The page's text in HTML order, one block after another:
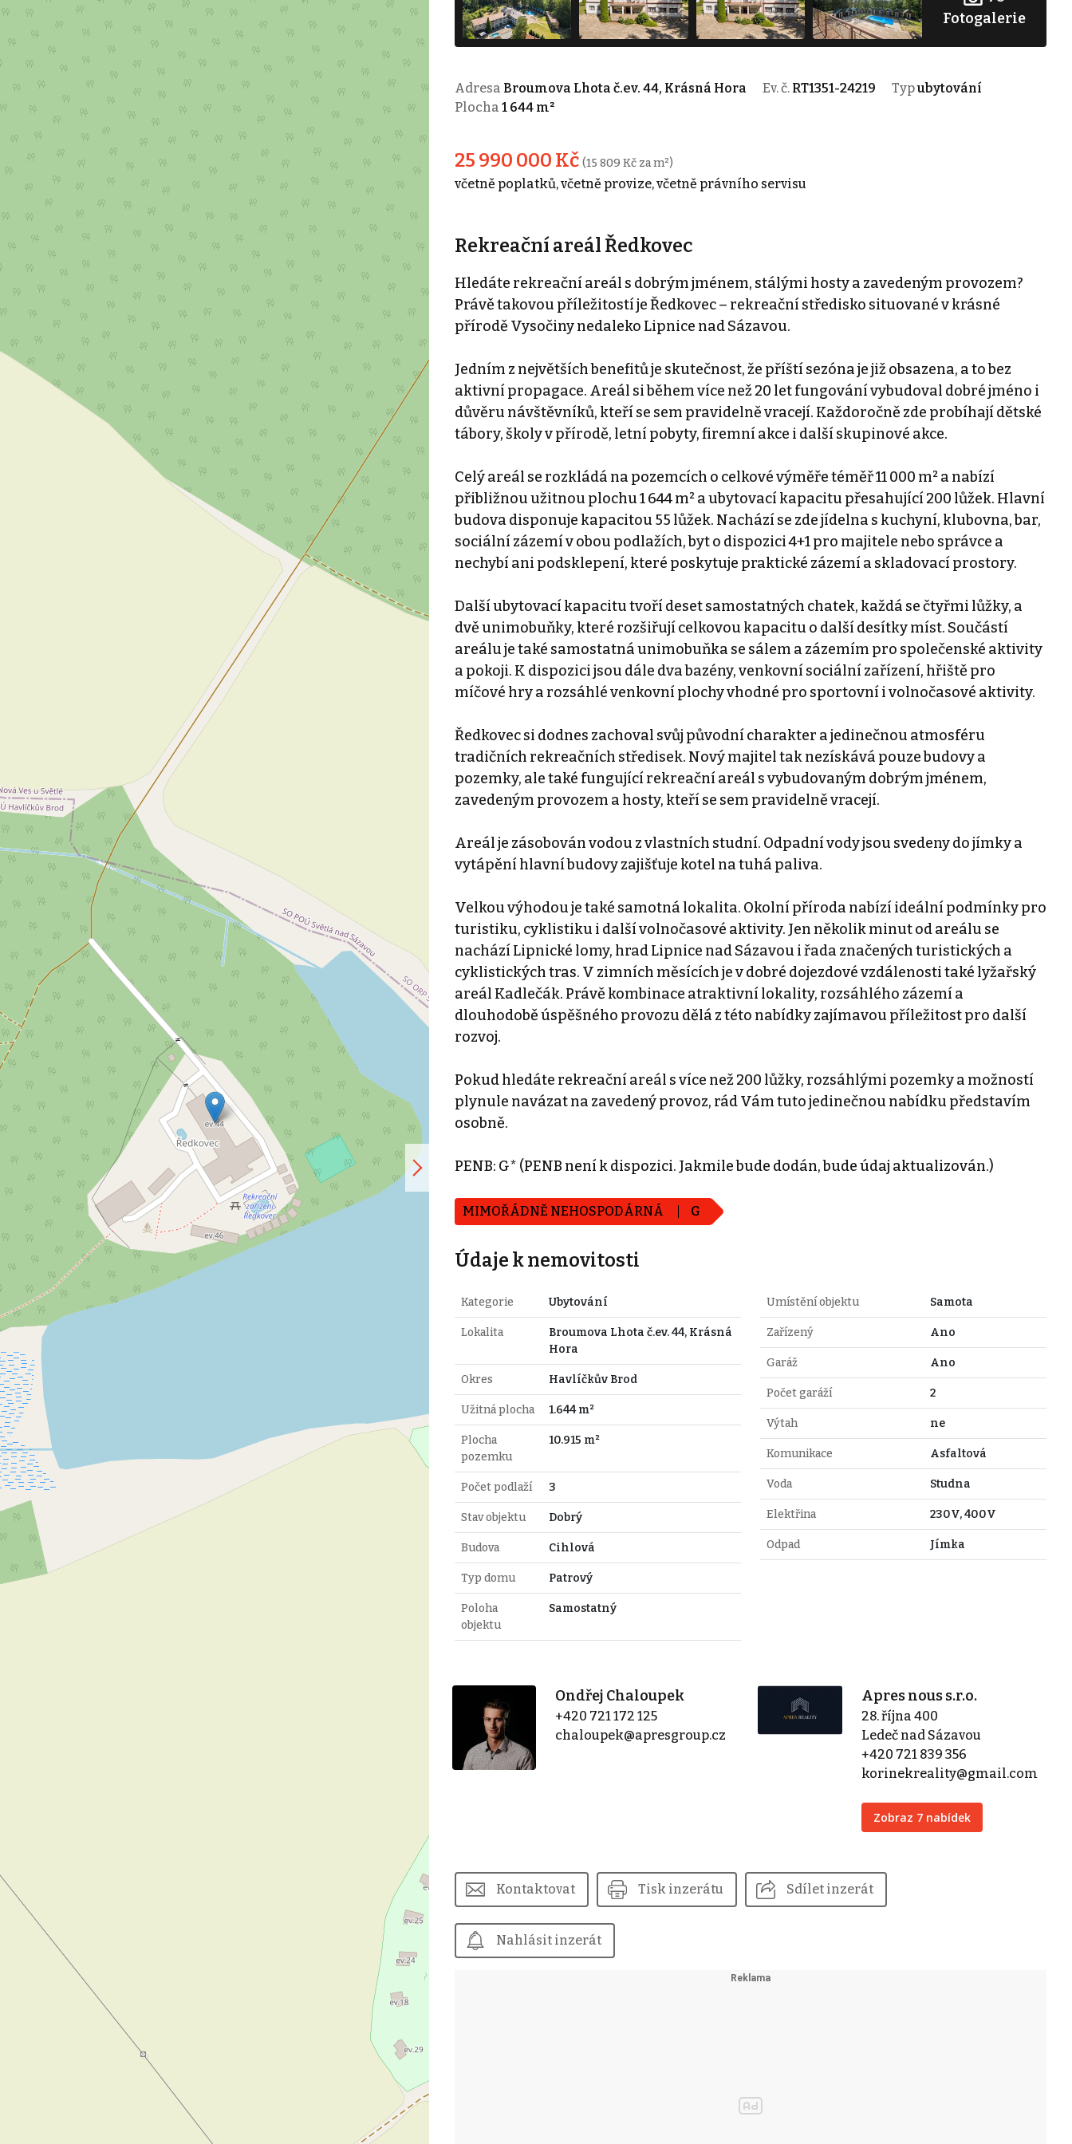
Fotogalerie
Adresa Broumova Lhota č.ev. 44, Krásná Hora Ev. č. RT1351-24219 Typubytování
Plocha 1 644 m²
25 990 000 Kč (15 809 Kč za m²)
včetně poplatků, včetně provize, včetně právního servisu
Rekreační areál Ředkovec
Hledáte rekreační areál s dobrým jménem, stálými hosty a zavedeným provozem?
Právě takovou příležitostí je Ředkovec – rekreační středisko situované v krásné
přírodě Vysočiny nedaleko Lipnice nad Sázavou.
Jedním z největších benefitů je skutečnost, že příští sezóna je již obsazena, a to bez
aktivní propagace. Areál si během více než 20 let fungování vybudoval dobré jméno i
důvěru návštěvníků, kteří se sem pravidelně vracejí. Každoročně zde probíhají dětské
tábory, školy v přírodě, letní pobyty, firemní akce i další skupinové akce.
Celý areál se rozkládá na pozemcích o celkové výměře téměř 11 000 m² a nabízí
přibližnou užitnou plochu 1 644 m² a ubytovací kapacitu přesahující 200 lůžek. Hlavní
budova disponuje kapacitou 55 lůžek. Nachází se zde jídelna s kuchyní, klubovna, bar,
sociální zázemí v obou podlažích, byt o dispozici 4+1 pro majitele nebo správce a
nechybí ani podsklepení, které poskytuje praktické zázemí a skladovací prostory.
Další ubytovací kapacitu tvoří deset samostatných chatek, každá se čtyřmi lůžky, a
dvě unimobuňky, které rozšiřují celkovou kapacitu o další desítky míst. Součástí
areálu je také samostatná unimobuňka se sálem a zázemím pro společenské aktivity
a pokoji. K dispozici jsou dále dva bazény, venkovní sociální zařízení, hřiště pro
míčové hry a rozsáhlé venkovní plochy vhodné pro sportovní i volnočasové aktivity.
Ředkovec si dodnes zachoval svůj původní charakter a jedinečnou atmosféru
tradičních rekreačních středisek. Nový majitel tak nezískává pouze budovy a
pozemky, ale také fungující rekreační areál s vybudovaným dobrým jménem,
zavedeným provozem a hosty, kteří se sem pravidelně vracejí.
Areál je zásobován vodou z vlastních studní. Odpadní vody jsou svedeny do jímky a
vytápění hlavní budovy zajišťuje kotel na tuhá paliva.
Velkou výhodou je také samotná lokalita. Okolní příroda nabízí ideální podmínky pro
turistiku, cyklistiku i další volnočasové aktivity. Jen několik minut od areálu se
nachází Lipnické lomy, hrad Lipnice nad Sázavou i řada značených turistických a
cyklistických tras. V zimních měsících je v dobré dojezdové vzdálenosti také lyžařský
areál Kadlečák. Právě kombinace atraktivní lokality, rozsáhlého zázemí a
dlouhodobě úspěšného provozu dělá z této nabídky zajímavou příležitost pro další
rozvoj.
Pokud hledáte rekreační areál s více než 200 lůžky, rozsáhlými pozemky a možností
plynule navázat na zavedený provoz, rád Vám tuto jedinečnou nabídku představím
osobně.
PENB: G* (PENB není k dispozici. Jakmile bude dodán, bude údaj aktualizován.)
MIMOŘÁDNĚ NEHOSPODÁRNÁ G
Údaje k nemovitosti
Kategorie Ubytování
Lokalita
Broumova Lhota č.ev. 44, Krásná
Hora
Okres Havlíčkův Brod
Užitná plocha 1.644 m²
Plocha
pozemku
10.915 m²
Počet podlaží 3
Stav objektu Dobrý
Budova Cihlová
Typ domu Patrový
Poloha
objektu
Samostatný
Umístění objektu Samota
Zařízený Ano
Garáž Ano
Počet garáží 2
Výtah ne
Komunikace Asfaltová
Voda Studna
Elektřina 230V, 400V
Odpad Jímka
Ondřej Chaloupek
+420 721 172 125
chaloupek@apresgroup.cz
Apres nous s.r.o.
28. října 400
Ledeč nad Sázavou
+420 721 839 356
korinekreality@gmail.com
Zobraz 7 nabídek
Kontaktovat Tisk inzerátu Sdílet inzerát
Nahlásit inzerát